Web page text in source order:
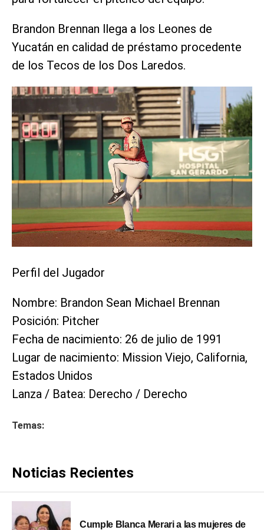
Brandon Brennan llega a los Leones de
Yucatán en calidad de préstamo procedente
de los Tecos de los Dos Laredos.
Perfil del Jugador
Nombre: Brandon Sean Michael Brennan
Posición: Pitcher
Fecha de nacimiento: 26 de julio de 1991
Lugar de nacimiento: Mission Viejo, California,
Estados Unidos
Lanza / Batea: Derecho / Derecho
Temas:
Noticias Recientes
Cumple Blanca Merari a las mujeres de